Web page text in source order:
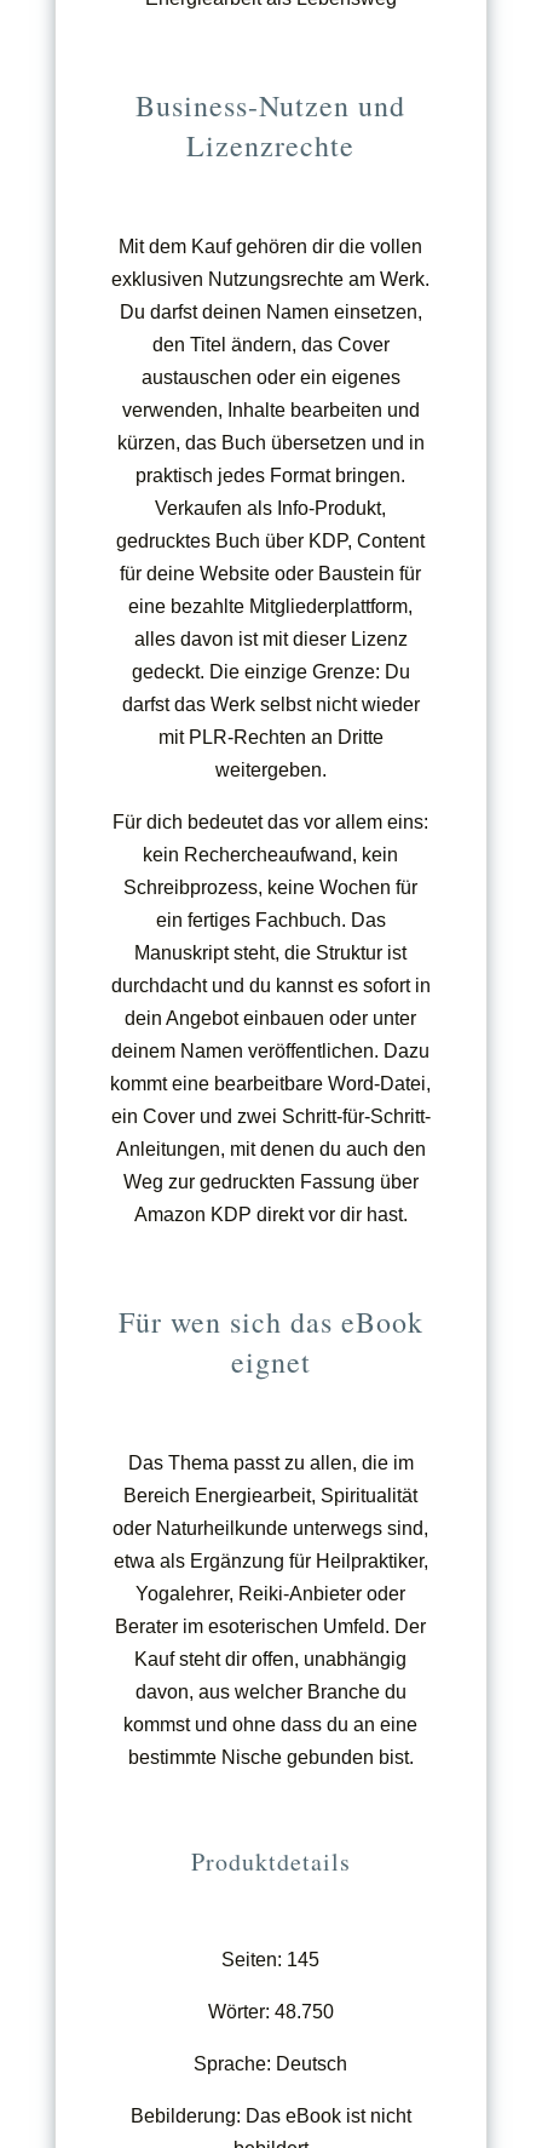
Business-Nutzen und
Lizenzrechte
Mit dem Kauf gehören dir die vollen
exklusiven Nutzungsrechte am Werk.
Du darfst deinen Namen einsetzen,
den Titel ändern, das Cover
austauschen oder ein eigenes
verwenden, Inhalte bearbeiten und
kürzen, das Buch übersetzen und in
praktisch jedes Format bringen.
Verkaufen als Info-Produkt,
gedrucktes Buch über KDP, Content
für deine Website oder Baustein für
eine bezahlte Mitgliederplattform,
alles davon ist mit dieser Lizenz
gedeckt. Die einzige Grenze: Du
darfst das Werk selbst nicht wieder
mit PLR-Rechten an Dritte
weitergeben.
Für dich bedeutet das vor allem eins:
kein Rechercheaufwand, kein
Schreibprozess, keine Wochen für
ein fertiges Fachbuch. Das
Manuskript steht, die Struktur ist
durchdacht und du kannst es sofort in
dein Angebot einbauen oder unter
deinem Namen veröffentlichen. Dazu
kommt eine bearbeitbare Word-Datei,
ein Cover und zwei Schritt-für-Schritt-
Anleitungen, mit denen du auch den
Weg zur gedruckten Fassung über
Amazon KDP direkt vor dir hast.
Für wen sich das eBook
eignet
Das Thema passt zu allen, die im
Bereich Energiearbeit, Spiritualität
oder Naturheilkunde unterwegs sind,
etwa als Ergänzung für Heilpraktiker,
Yogalehrer, Reiki-Anbieter oder
Berater im esoterischen Umfeld. Der
Kauf steht dir offen, unabhängig
davon, aus welcher Branche du
kommst und ohne dass du an eine
bestimmte Nische gebunden bist.
Produktdetails
Seiten: 145
Wörter: 48.750
Sprache: Deutsch
Bebilderung: Das eBook ist nicht